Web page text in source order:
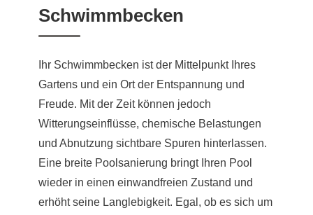
Schwimmbecken
Ihr Schwimmbecken ist der Mittelpunkt Ihres
Gartens und ein Ort der Entspannung und
Freude. Mit der Zeit können jedoch
Witterungseinflüsse, chemische Belastungen
und Abnutzung sichtbare Spuren hinterlassen.
Eine breite Poolsanierung bringt Ihren Pool
wieder in einen einwandfreien Zustand und
erhöht seine Langlebigkeit. Egal, ob es sich um